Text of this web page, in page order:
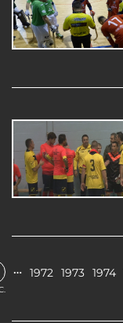
… 1972 1973 1974